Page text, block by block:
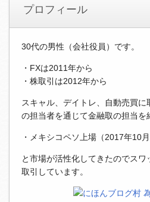
プロフィール
30代の男性（会社役員）です。
・FXは2011年から
・株取引は2012年から
スキャル、デイトレ、自動売買
の担当者を通じて金融取の担当を
・メキシコペソ上場（2017年10月
と市場が活性化してきたのでス
取引しています。